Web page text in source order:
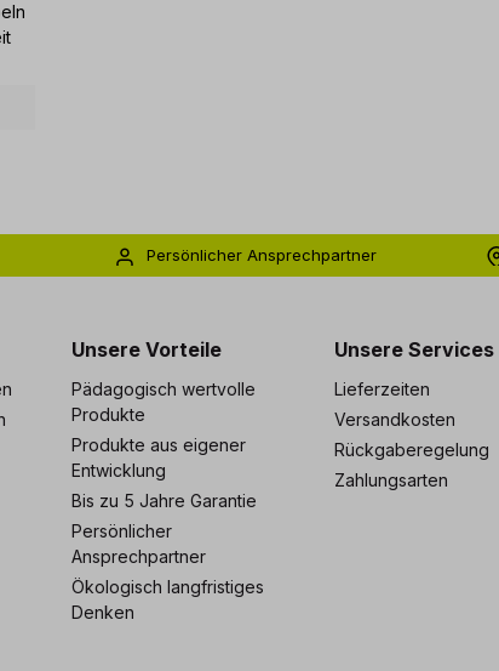
Persönlicher Ansprechpartner
Unsere Vorteile
Pädagogisch wertvolle
Produkte
Produkte aus eigener
Entwicklung
Bis zu 5 Jahre Garantie
Persönlicher
Ansprechpartner
Ökologisch langfristiges
Denken
Unsere Services
Lieferzeiten
Versandkosten
Rückgaberegelung
Zahlungsarten